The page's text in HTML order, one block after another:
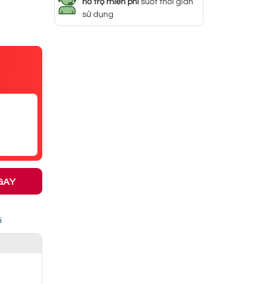
hỗ trợ miễn phísuốt thời gian
sử dụng